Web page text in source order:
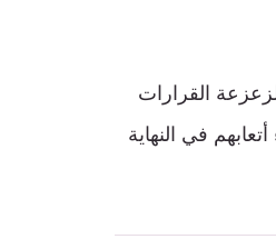
القرارات
في النهاية